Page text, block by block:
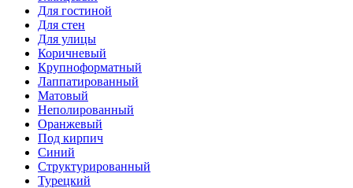
Для гостиной
Для стен
Для улицы
Коричневый
Крупноформатный
Лаппатированный
Матовый
Неполированный
Оранжевый
Под кирпич
Синий
Структурированный
Турецкий